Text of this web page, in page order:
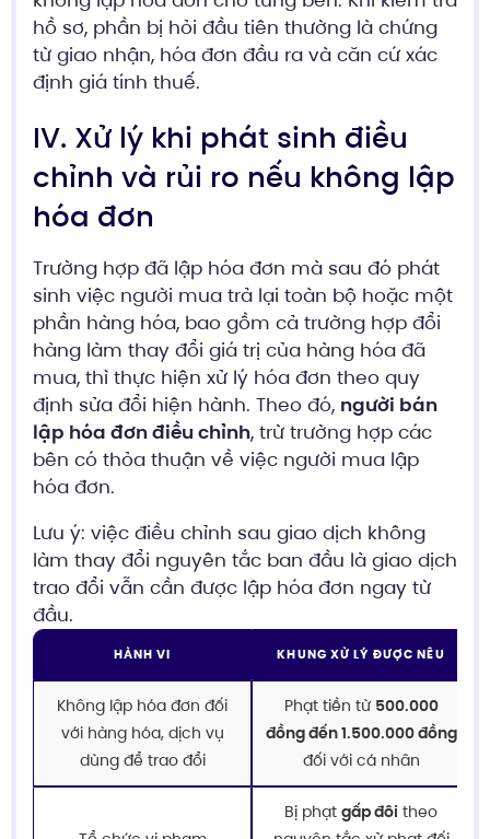
hồ sơ, phần bị hỏi đầu tiên thường là chứng
từ giao nhận, hóa đơn đầu ra và căn cứ xác
định giá tính thuế.
IV. Xử lý khi phát sinh điều
chỉnh và rủi ro nếu không lập
hóa đơn
Trường hợp đã lập hóa đơn mà sau đó phát
sinh việc người mua trả lại toàn bộ hoặc một
phần hàng hóa, bao gồm cả trường hợp đổi
hàng làm thay đổi giá trị của hàng hóa đã
mua, thì thực hiện xử lý hóa đơn theo quy
định sửa đổi hiện hành. Theo đó, người bán
lập hóa đơn điều chỉnh, trừ trường hợp các
bên có thỏa thuận về việc người mua lập
hóa đơn.
Lưu ý: việc điều chỉnh sau giao dịch không
làm thay đổi nguyên tắc ban đầu là giao dịch
trao đổi vẫn cần được lập hóa đơn ngay từ
đầu.
HÀNH VI KHUNG XỬ LÝ ĐƯỢC NÊU
Không lập hóa đơn đối
với hàng hóa, dịch vụ
dùng để trao đổi
Phạt tiền từ 500.000
đồng đến 1.500.000 đồng
đối với cá nhân
Bị phạt gấp đôi theo